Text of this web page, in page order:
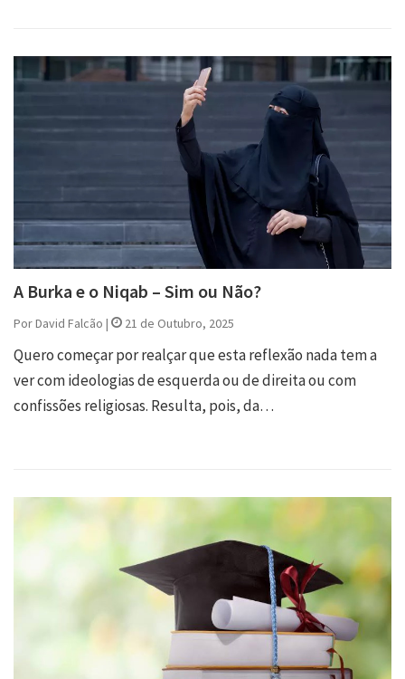
A Burka e o Niqab – Sim ou Não?
Por David Falcão | 21 de Outubro, 2025
Quero começar por realçar que esta reflexão nada tem a
ver com ideologias de esquerda ou de direita ou com
confissões religiosas. Resulta, pois, da…